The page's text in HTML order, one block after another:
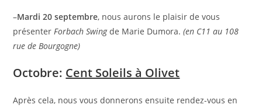
–Mardi 20 septembre, nous aurons le plaisir de vous
présenter Forbach Swingde Marie Dumora.(en C11 au 108
rue de Bourgogne)
Octobre: Cent Soleils à Olivet
Après cela, nous vous donnerons ensuite rendez-vous en